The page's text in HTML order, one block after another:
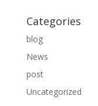
Categories
blog
News
post
Uncategorized